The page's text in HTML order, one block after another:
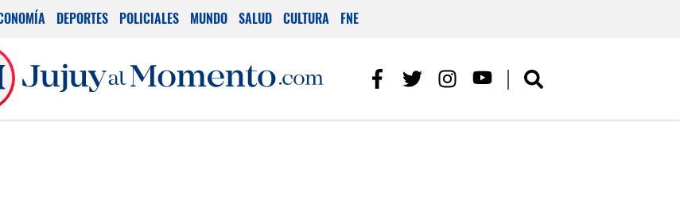
DEPORTES POLICIALES MUNDO SALUD CULTURA FNE